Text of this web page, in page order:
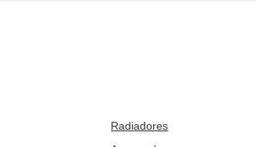
Radiadores